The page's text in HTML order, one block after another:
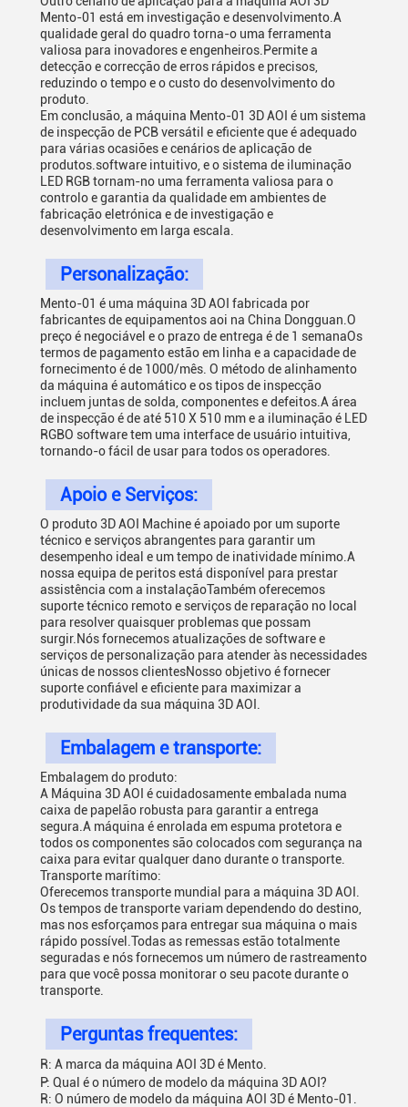
Mento-01 está em investigação e desenvolvimento.A
qualidade geral do quadro torna-o uma ferramenta
valiosa para inovadores e engenheiros.Permite a
detecção e correcção de erros rápidos e precisos,
reduzindo o tempo e o custo do desenvolvimento do
produto.
Em conclusão, a máquina Mento-01 3D AOI é um sistema
de inspecção de PCB versátil e eficiente que é adequado
para várias ocasiões e cenários de aplicação de
produtos.software intuitivo, e o sistema de iluminação
LED RGB tornam-no uma ferramenta valiosa para o
controlo e garantia da qualidade em ambientes de
fabricação eletrónica e de investigação e
desenvolvimento em larga escala.
Personalização:
Mento-01 é uma máquina 3D AOI fabricada por
fabricantes de equipamentos aoi na China Dongguan.O
preço é negociável e o prazo de entrega é de 1 semanaOs
termos de pagamento estão em linha e a capacidade de
fornecimento é de 1000/mês. O método de alinhamento
da máquina é automático e os tipos de inspecção
incluem juntas de solda, componentes e defeitos.A área
de inspecção é de até 510 X 510 mm e a iluminação é LED
RGBO software tem uma interface de usuário intuitiva,
tornando-o fácil de usar para todos os operadores.
Apoio e Serviços:
O produto 3D AOI Machine é apoiado por um suporte
técnico e serviços abrangentes para garantir um
desempenho ideal e um tempo de inatividade mínimo.A
nossa equipa de peritos está disponível para prestar
assistência com a instalaçãoTambém oferecemos
suporte técnico remoto e serviços de reparação no local
para resolver quaisquer problemas que possam
surgir.Nós fornecemos atualizações de software e
serviços de personalização para atender às necessidades
únicas de nossos clientesNosso objetivo é fornecer
suporte confiável e eficiente para maximizar a
produtividade da sua máquina 3D AOI.
Embalagem e transporte:
Embalagem do produto:
A Máquina 3D AOI é cuidadosamente embalada numa
caixa de papelão robusta para garantir a entrega
segura.A máquina é enrolada em espuma protetora e
todos os componentes são colocados com segurança na
caixa para evitar qualquer dano durante o transporte.
Transporte marítimo:
Oferecemos transporte mundial para a máquina 3D AOI.
Os tempos de transporte variam dependendo do destino,
mas nos esforçamos para entregar sua máquina o mais
rápido possível.Todas as remessas estão totalmente
seguradas e nós fornecemos um número de rastreamento
para que você possa monitorar o seu pacote durante o
transporte.
Perguntas frequentes:
R: A marca da máquina AOI 3D é Mento.
P: Qual é o número de modelo da máquina 3D AOI?
R: O número de modelo da máquina AOI 3D é Mento-01.